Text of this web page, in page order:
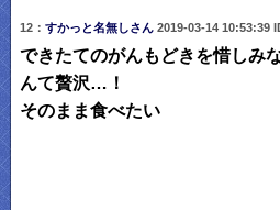
12： すかっと名無しさん 2019-03-14 10:53:39
できたてのがんもどきを惜しみ
んて贅沢…！
そのまま食べたい